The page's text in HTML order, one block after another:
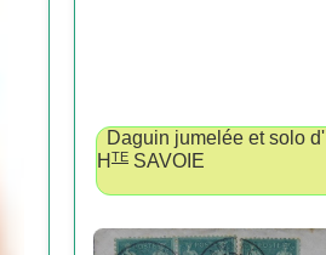
Daguin jumelée et solo d'
H TE SAVOIE